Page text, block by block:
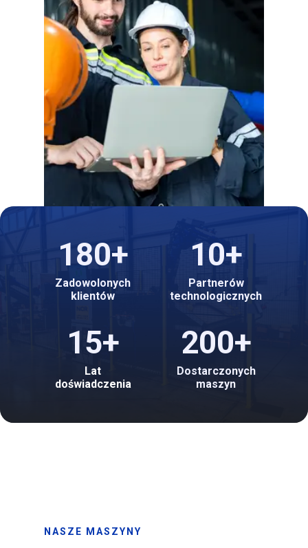
10+
Partnerów
technologicznych
200+
Dostarczonych
maszyn
180+
Zadowolonych
klientów
15+
Lat
doświadczenia
NASZE MASZYNY